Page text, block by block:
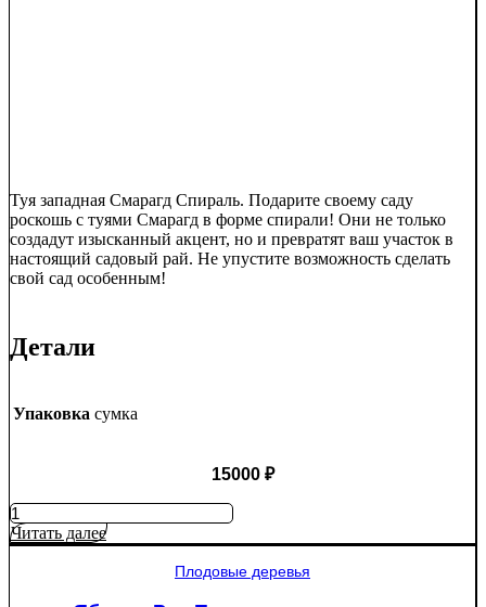
Туя западная Смарагд Спираль. Подарите своему саду
роскошь с туями Смарагд в форме спирали! Они не только
создадут изысканный акцент, но и превратят ваш участок в
настоящий садовый рай. Не упустите возможность сделать
свой сад особенным!
Детали
Упаковка сумка
15000 ₽
Количество
товара
Туя
Читать далее
Плодовые деревья